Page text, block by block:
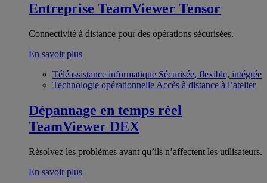
Entreprise TeamViewer Tensor
Connectivité à distance pour des opérations sécurisées.
En savoir plus
Téléassistance informatique Sécurisée, flexible, intégrée
Technologie opérationnelle Accès à distance à l’atelier
Dépannage en temps réel
TeamViewer DEX
Résolvez les problèmes avant qu’ils n’affectent les utilisateurs.
En savoir plus